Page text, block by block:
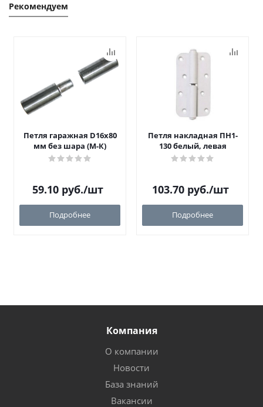
Рекомендуем
Петля гаражная D16х80
мм без шара (М-К)
59.10 руб./шт
Подробнее
Петля накладная ПН1-
130 белый, левая
103.70 руб./шт
Подробнее
Компания
О компании
Новости
База знаний
Вакансии